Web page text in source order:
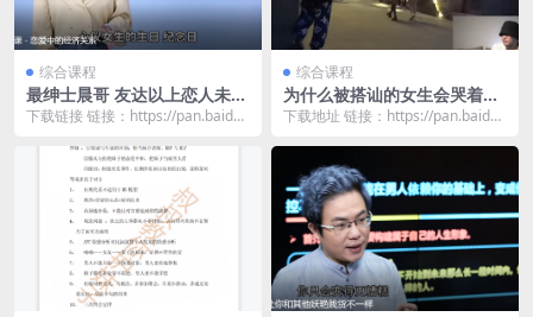
综合课程
最绅士晨哥 友达以上恋人未满
——解锁关系升级的奥秘
下载链接 链接：https://pan.baidu.
综合课程
为什么被搭讪的女生会哭着拒
绝柯老师？
下载地址 链接：https://pan.baidu.